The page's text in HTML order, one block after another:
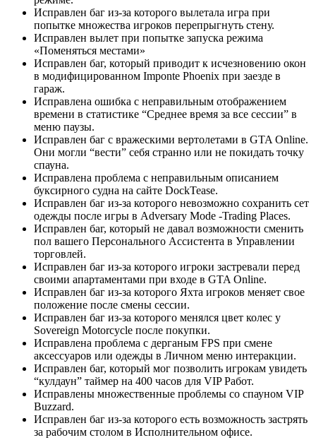
Исправлен баг из-за которого вылетала игра при
попытке множества игроков перепрыгнуть стену.
Исправлен вылет при попытке запуска режима
«Поменяться местами»
Исправлен баг, который приводит к исчезновению окон
в модифицированном Imponte Phoenix при заезде в
гараж.
Исправлена ошибка с неправильным отображением
времени в статистике “Среднее время за все сессии” в
меню паузы.
Исправлен баг с вражескими вертолетами в GTA Online.
Они могли “вести” себя странно или не покидать точку
спауна.
Исправлена проблема с неправильным описанием
буксирного судна на сайте DockTease.
Исправлен баг из-за которого невозможно сохранить сет
одежды после игры в Adversary Mode -Trading Places.
Исправлен баг, который не давал возможности сменить
пол вашего Персонального Ассистента в Управлении
торговлей.
Исправлен баг из-за которого игроки застревали перед
своими апартаментами при входе в GTA Online.
Исправлен баг из-за которого Яхта игроков меняет свое
положение после смены сессии.
Исправлен баг из-за которого менялся цвет колес у
Sovereign Motorcycle после покупки.
Исправлена проблема с дерганым FPS при смене
аксессуаров или одежды в Личном меню интеракции.
Исправлен баг, который мог позволить игрокам увидеть
“кулдаун” таймер на 400 часов для VIP Работ.
Исправлены множественные проблемы со спауном VIP
Buzzard.
Исправлен баг из-за которого есть возможность застрять
за рабочим столом в Исполнительном офисе.